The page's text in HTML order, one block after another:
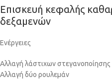
Επισκευή κεφαλής
δεξαμενών
Ενέργειες
Αλλαγή λάστιχων στεγανοποίησης
Αλλαγή δύο ρουλεμάν